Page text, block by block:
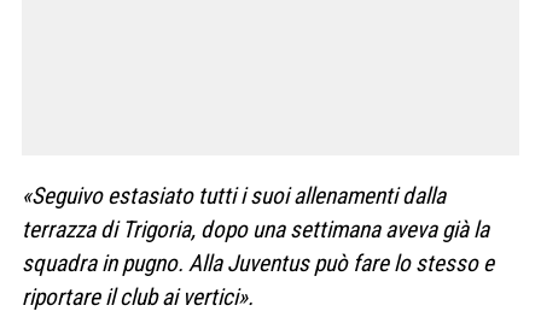
«Seguivo estasiato tutti i suoi allenamenti dalla
terrazza di Trigoria, dopo una settimana aveva già la
squadra in pugno. Alla Juventus può fare lo stesso e
riportare il club ai vertici».